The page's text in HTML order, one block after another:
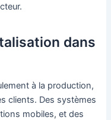
dans
à la production,
clients. Des systèmes
mobiles, et des